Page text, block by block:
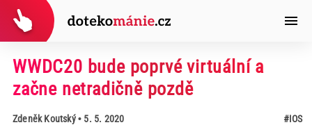
WWDC20 bude poprvé virtuální a
začne netradičně pozdě
Zdeněk Koutský• 5. 5. 2020 #IOS